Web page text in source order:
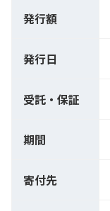
発行額
発行日
受託・保証
期間
寄付先